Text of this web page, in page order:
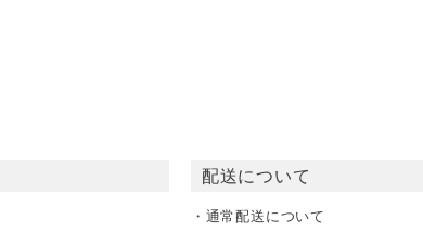
配送について
・通常配送について